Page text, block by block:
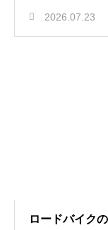
2026.07.23
ロードバイク